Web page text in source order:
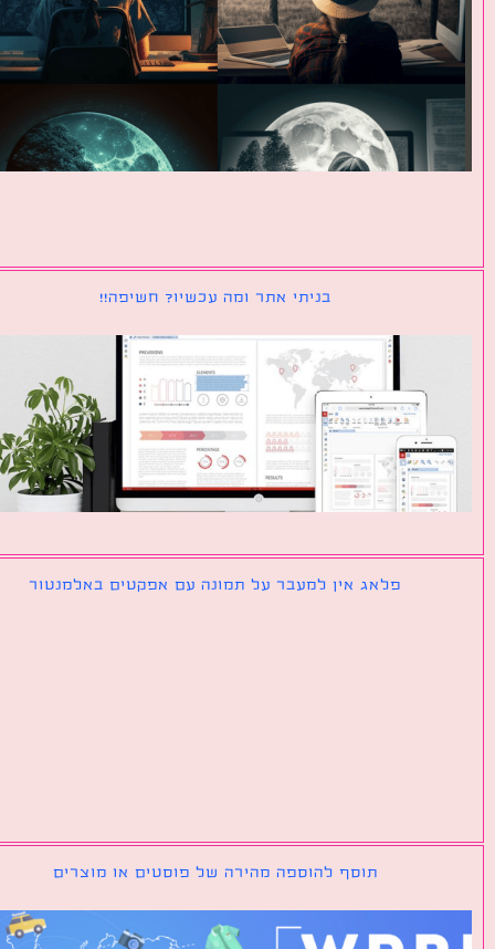
בניתי אתר ומה עכשיו? חשיפה!!
פלאג אין למעבר על תמונה עם אפקטים באלמנטור
תוסף להוספה מהירה של פוסטים או מוצרים